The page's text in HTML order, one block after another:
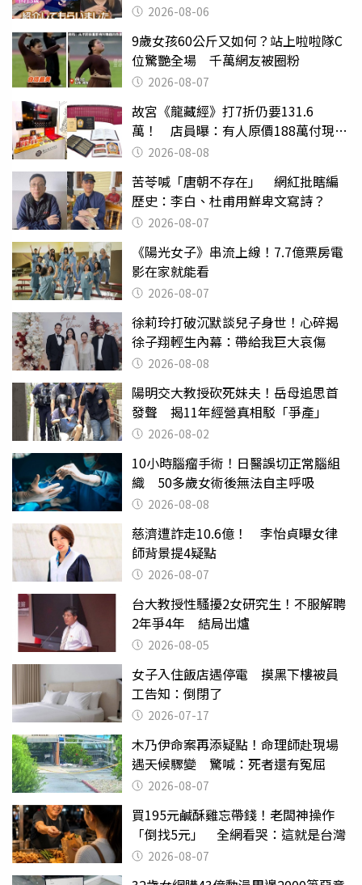
2026-08-06
9歲女孩60公斤又如何？站上啦啦隊C
位驚艷全場 千萬網友被圈粉
2026-08-07
故宮《龍藏經》打7折仍要131.6
萬！ 店員曝：有人原價188萬付現購
買 2026-08-08
苦苓喊「唐朝不存在」 網紅批瞎編
歷史：李白、杜甫用鮮卑文寫詩？
2026-08-07
《陽光女子》串流上線！7.7億票房電
影在家就能看
2026-08-07
徐莉玲打破沉默談兒子身世！心碎揭
徐子翔輕生內幕：帶給我巨大哀傷
2026-08-08
陽明交大教授砍死妹夫！岳母追思首
發聲 揭11年經營真相駁「爭產」
2026-08-02
10小時腦瘤手術！日醫誤切正常腦組
織 50多歲女術後無法自主呼吸
2026-08-08
慈濟遭詐走10.6億！ 李怡貞曝女律
師背景提4疑點
2026-08-07
台大教授性騷擾2女研究生！不服解聘
2年爭4年 結局出爐
2026-08-05
女子入住飯店遇停電 摸黑下樓被員
工告知：倒閉了
2026-07-17
木乃伊命案再添疑點！命理師赴現場
遇天候驟變 驚喊：死者還有冤屈
2026-08-07
買195元鹹酥雞忘帶錢！老闆神操作
「倒找5元」 全網看哭：這就是台灣
2026-08-07